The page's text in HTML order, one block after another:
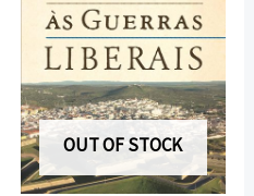
OUT OF STOCK